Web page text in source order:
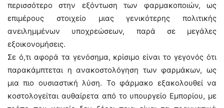
περισσότερο στην εξόντωση των φαρμακοποιών, ως
επιμέρους στοιχείο μιας γενικότερης πολιτικής
ανειλημμένων υποχρεώσεων, παρά σε μεγάλες
εξοικονομήσεις.
Σε ό,τι αφορά τα γενόσημα, κρίσιμο είναι το γεγονός ότι
παρακάμπτεται η ανακοστολόγηση των φαρμάκων, ως
μια πιο ουσιαστική λύση. Το φάρμακο εξακολουθεί να
κοστολογείται αυθαίρετα από το υπουργείο Εμπορίου, με